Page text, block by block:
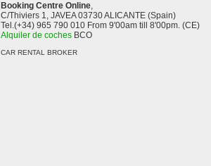
Booking Centre Online,
C/Thiviers 1, JAVEA 03730 ALICANTE (Spain)
Tel.(+34) 965 790 010 From 9'00am till 8'00pm. (CE)
Alquiler de coches BCO
CAR RENTAL BROKER